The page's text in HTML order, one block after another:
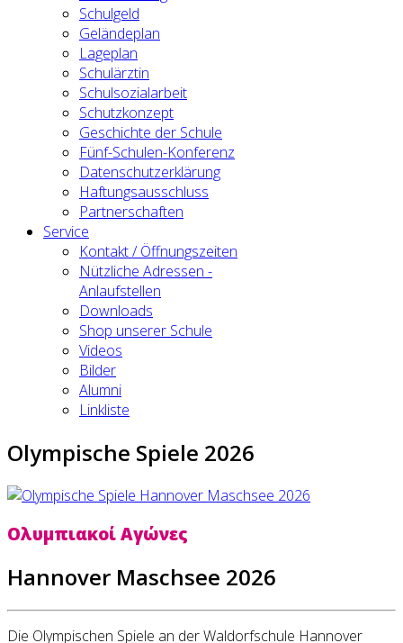
Schulgeld
Geländeplan
Lageplan
Schulärztin
Schulsozialarbeit
Schutzkonzept
Geschichte der Schule
Fünf-Schulen-Konferenz
Datenschutzerklärung
Haftungsausschluss
Partnerschaften
Service
Kontakt / Öffnungszeiten
Nützliche Adressen -
Anlaufstellen
Downloads
Shop unserer Schule
Videos
Bilder
Alumni
Linkliste
Olympische Spiele 2026
Ολυμπιακοί Αγώνες
Hannover Maschsee 2026
Die Olympischen Spiele an der Waldorfschule Hannover